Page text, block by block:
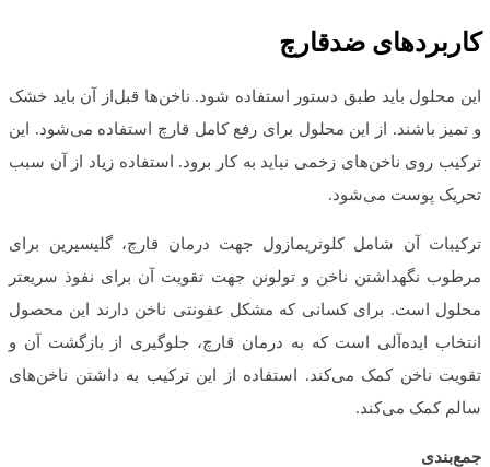
کاربردهای ضدقارچ
این محلول باید طبق دستور استفاده شود. ناخن‌ها قبل‌از آن باید خشک
و تمیز باشند. از این محلول برای رفع کامل قارچ استفاده می‌شود. این
ترکیب روی ناخن‌های زخمی نباید به کار برود. استفاده زیاد از آن سبب
تحریک پوست می‌شود.
ترکیبات آن شامل کلوتریمازول جهت درمان قارچ، گلیسیرین برای
مرطوب نگهداشتن ناخن و تولونن جهت تقویت آن برای نفوذ سریعتر
محلول است. برای کسانی که مشکل عفونتی ناخن دارند این محصول
انتخاب ایده‌آلی است که به درمان قارچ، جلوگیری از بازگشت آن و
تقویت ناخن کمک می‌کند. استفاده از این ترکیب به داشتن ناخن‌های
سالم کمک می‌کند.
جمع‌بندی